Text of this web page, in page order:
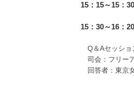
15：15～15：30
15：30～16：20
Q＆Aセッショ
司会：フリー
回答者：東京